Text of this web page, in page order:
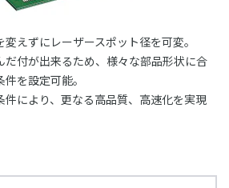
お問い合わせ
えずにレーザースポット径を可変。
だ付が出来るため、様々な部品形状に合
を設定可能。
により、更なる高品質、高速化を実現